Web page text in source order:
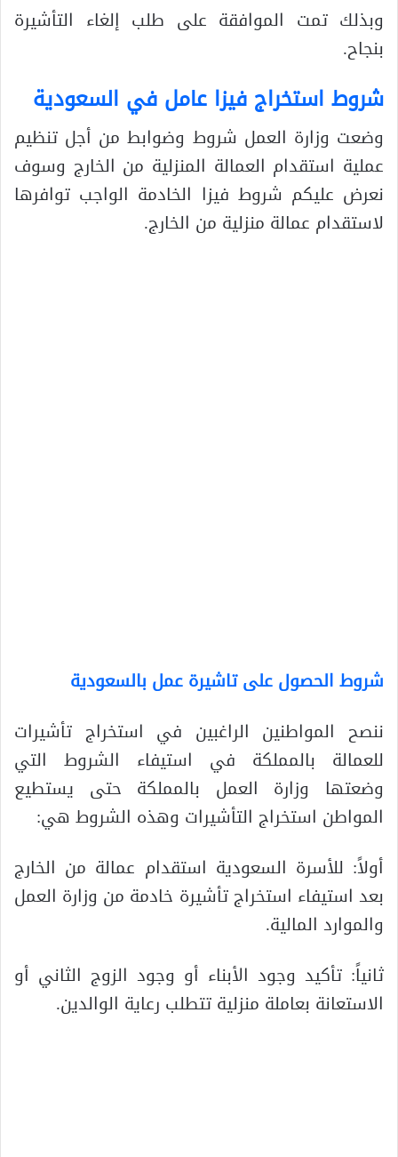
وبذلك تمت الموافقة على طلب إلغاء التأشيرة
بنجاح.
شروط استخراج فيزا عامل في السعودية
وضعت وزارة العمل شروط وضوابط من أجل تنظيم
عملية استقدام العمالة المنزلية من الخارج وسوف
نعرض عليكم شروط فيزا الخادمة الواجب توافرها
لاستقدام عمالة منزلية من الخارج.
شروط الحصول على تاشيرة عمل بالسعودية
ننصح المواطنين الراغبين في استخراج تأشيرات
للعمالة بالمملكة في استيفاء الشروط التي
وضعتها وزارة العمل بالمملكة حتى يستطيع
المواطن استخراج التأشيرات وهذه الشروط هي:
أولاً: للأسرة السعودية استقدام عمالة من الخارج
بعد استيفاء استخراج تأشيرة خادمة من وزارة العمل
والموارد المالية.
ثانياً: تأكيد وجود الأبناء أو وجود الزوج الثاني أو
الاستعانة بعاملة منزلية تتطلب رعاية الوالدين.